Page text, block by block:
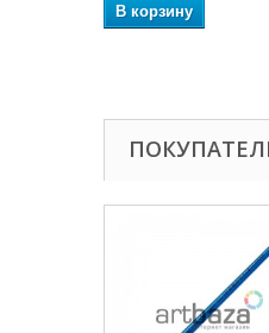
В корзину